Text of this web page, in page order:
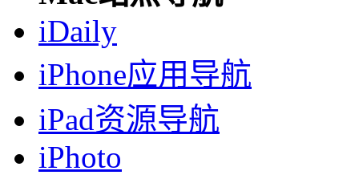
iDaily
iPhone应用导航
iPad资源导航
iPhoto